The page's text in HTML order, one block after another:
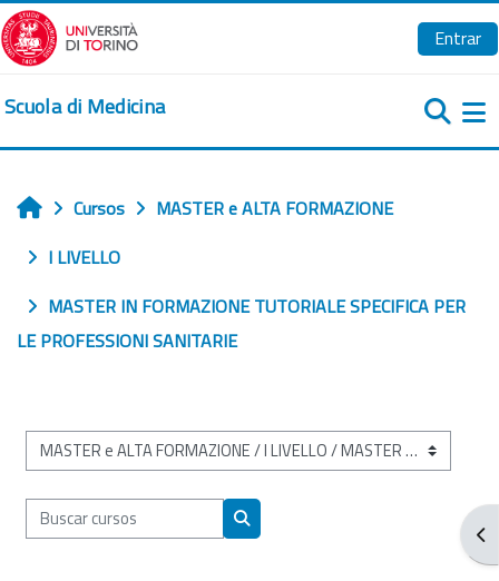
Salta al contenido principal
Entrar
Scuola di Medicina
Inicio
Cursos
MASTER e ALTA FORMAZIONE
I LIVELLO
MASTER IN FORMAZIONE TUTORIALE SPECIFICA PER
LE PROFESSIONI SANITARIE
Categorías
Buscar cursos
Buscar cursos